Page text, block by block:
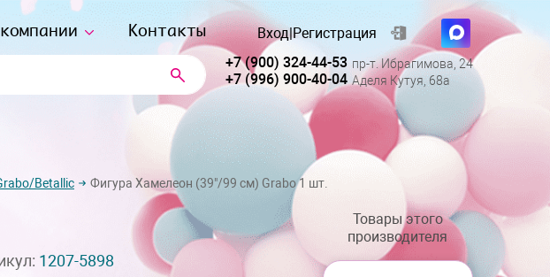
Контакты Вход|Регистрация
+7 (900) 324-44-53 пр-т. Ибрагимова, 24
+7 (996) 900-40-04 Аделя Кутуя, 68а
Betallic Фигура Хамелеон (39"/99 см) Grabo 1 шт.
1207-5898
Товары этого
производителя